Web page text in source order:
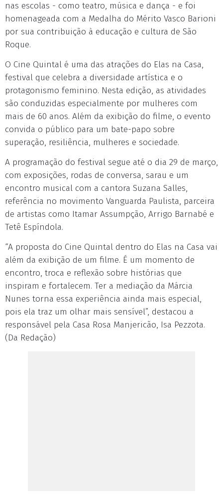
nas escolas - como teatro, música e dança - e foi
homenageada com a Medalha do Mérito Vasco Barioni
por sua contribuição à educação e cultura de São
Roque.
O Cine Quintal é uma das atrações do Elas na Casa,
festival que celebra a diversidade artística e o
protagonismo feminino. Nesta edição, as atividades
são conduzidas especialmente por mulheres com
mais de 60 anos. Além da exibição do filme, o evento
convida o público para um bate-papo sobre
superação, resiliência, mulheres e sociedade.
A programação do festival segue até o dia 29 de março,
com exposições, rodas de conversa, sarau e um
encontro musical com a cantora Suzana Salles,
referência no movimento Vanguarda Paulista, parceira
de artistas como Itamar Assumpção, Arrigo Barnabé e
Tetê Espíndola.
“A proposta do Cine Quintal dentro do Elas na Casa vai
além da exibição de um filme. É um momento de
encontro, troca e reflexão sobre histórias que
inspiram e fortalecem. Ter a mediação da Márcia
Nunes torna essa experiência ainda mais especial,
pois ela traz um olhar mais sensível”, destacou a
responsável pela Casa Rosa Manjericão, Isa Pezzota.
(Da Redação)